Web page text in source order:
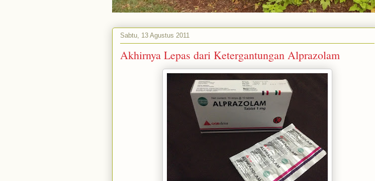
Sabtu, 13 Agustus 2011
Akhirnya Lepas dari Ketergantungan Alprazolam